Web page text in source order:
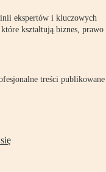
ekspertów i kluczowych
kształtują biznes, prawo
treści publikowane